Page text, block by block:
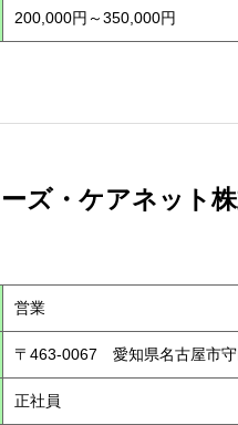
200,000円～350,000円
ズ・ケアネット
営業
〒463-0067 愛知県名古屋市
正社員